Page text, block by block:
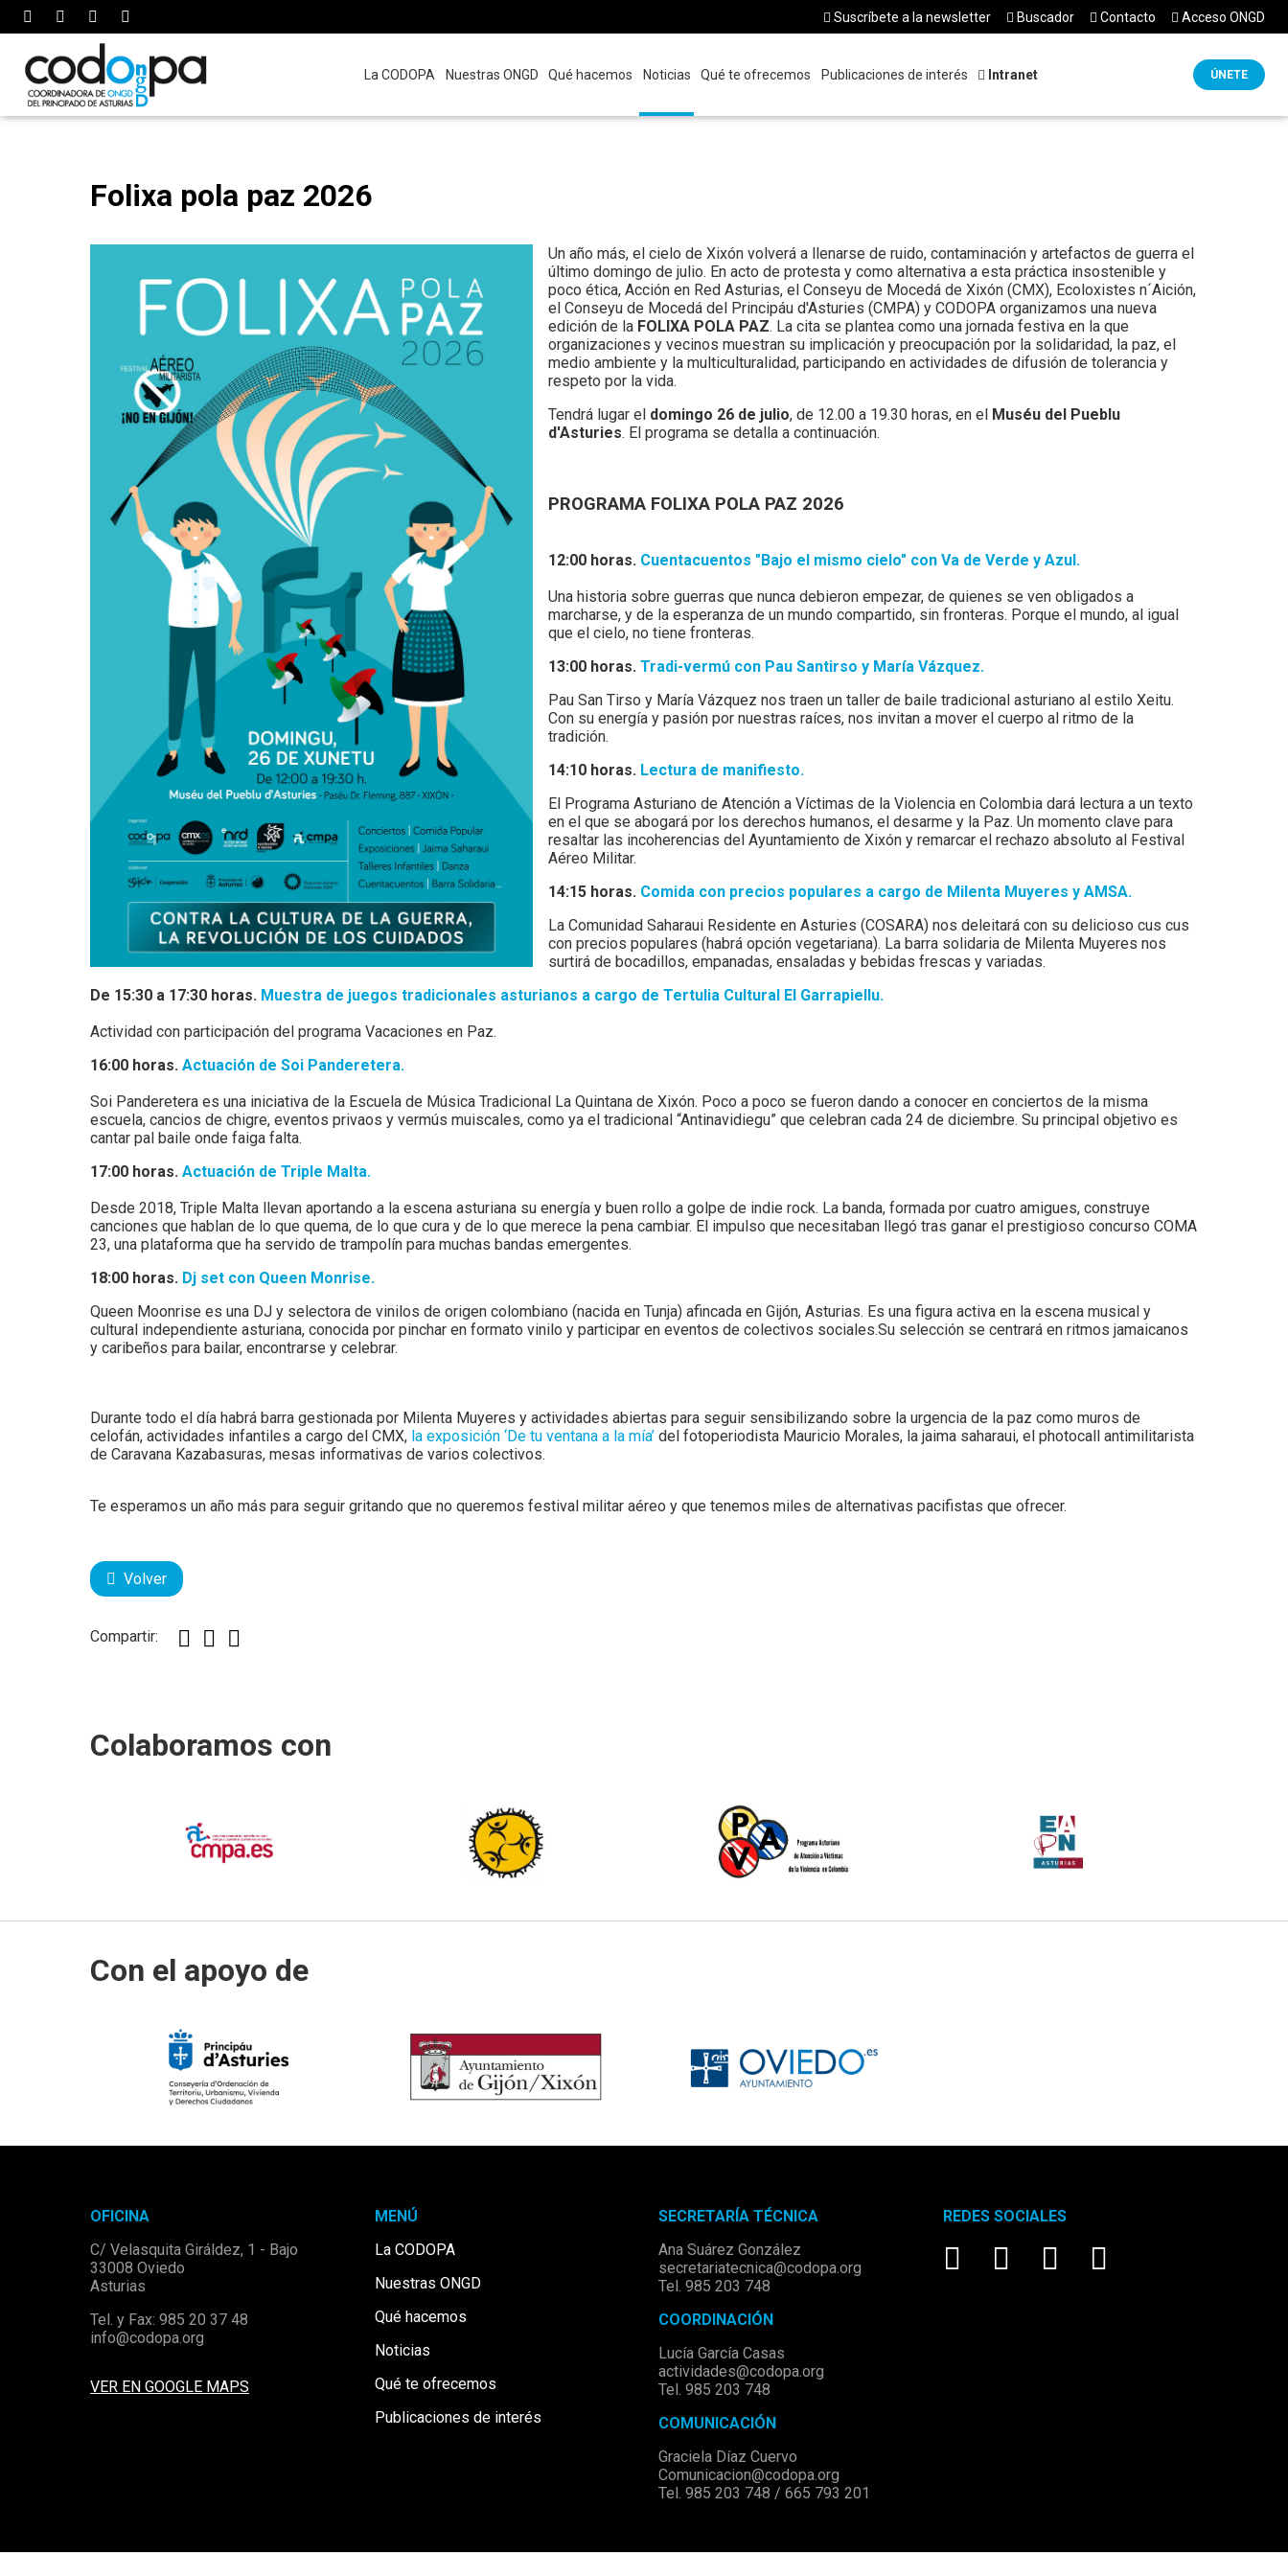
Suscríbete a la newsletter Buscador Contacto Acceso ONGD
La CODOPA Nuestras ONGD Qué hacemos Noticias Qué te ofrecemos Publicaciones de interés Intranet ÚNETE
Folixa pola paz 2026
Un año más, el cielo de Xixón volverá a llenarse de ruido, contaminación y artefactos de guerra el
último domingo de julio. En acto de protesta y como alternativa a esta práctica insostenible y
poco ética, Acción en Red Asturias, el Conseyu de Mocedá de Xixón (CMX), Ecoloxistes n´Aición,
el Conseyu de Mocedá del Principáu d'Asturies (CMPA) y CODOPA organizamos una nueva
edición de la FOLIXA POLA PAZ. La cita se plantea como una jornada festiva en la que
organizaciones y vecinos muestran su implicación y preocupación por la solidaridad, la paz, el
medio ambiente y la multiculturalidad, participando en actividades de difusión de tolerancia y
respeto por la vida.
Tendrá lugar el domingo 26 de julio, de 12.00 a 19.30 horas, en el Muséu del Pueblu
d'Asturies. El programa se detalla a continuación.
PROGRAMA FOLIXA POLA PAZ 2026
12:00 horas. Cuentacuentos "Bajo el mismo cielo" con Va de Verde y Azul.
Una historia sobre guerras que nunca debieron empezar, de quienes se ven obligados a
marcharse, y de la esperanza de un mundo compartido, sin fronteras. Porque el mundo, al igual
que el cielo, no tiene fronteras.
13:00 horas.Tradi-vermú con Pau Santirso y María Vázquez.
Pau San Tirso y María Vázquez nos traen un taller de baile tradicional asturiano al estilo Xeitu.
Con su energía y pasión por nuestras raíces, nos invitan a mover el cuerpo al ritmo de la
tradición.
14:10 horas. Lectura de manifiesto.
El Programa Asturiano de Atención a Víctimas de la Violencia en Colombia dará lectura a un texto
en el que se abogará por los derechos humanos, el desarme y la Paz. Un momento clave para
resaltar las incoherencias del Ayuntamiento de Xixón y remarcar el rechazo absoluto al Festival
Aéreo Militar.
14:15 horas. Comida con precios populares a cargo de Milenta Muyeres y AMSA.
La Comunidad Saharaui Residente en Asturies (COSARA) nos deleitará con su delicioso cus cus
con precios populares (habrá opción vegetariana). La barra solidaria de Milenta Muyeres nos
surtirá de bocadillos, empanadas, ensaladas y bebidas frescas y variadas.
De 15:30 a 17:30 horas. Muestra de juegos tradicionales asturianos a cargo de Tertulia Cultural El Garrapiellu.
Actividad con participación del programa Vacaciones en Paz.
16:00 horas.Actuación de Soi Panderetera.
Soi Panderetera es una iniciativa de la Escuela de Música Tradicional La Quintana de Xixón. Poco a poco se fueron dando a conocer en conciertos de la misma
escuela, cancios de chigre, eventos privaos y vermús muiscales, como ya el tradicional “Antinavidiegu” que celebran cada 24 de diciembre. Su principal objetivo es
cantar pal baile onde faiga falta.
17:00 horas.Actuación de Triple Malta.
Desde 2018, Triple Malta llevan aportando a la escena asturiana su energía y buen rollo a golpe de indie rock. La banda, formada por cuatro amigues, construye
canciones que hablan de lo que quema, de lo que cura y de lo que merece la pena cambiar. El impulso que necesitaban llegó tras ganar el prestigioso concurso COMA
23, una plataforma que ha servido de trampolín para muchas bandas emergentes.
18:00 horas. Dj set con Queen Monrise.
Queen Moonrise es una DJ y selectora de vinilos de origen colombiano (nacida en Tunja) afincada en Gijón, Asturias. Es una figura activa en la escena musical y
cultural independiente asturiana, conocida por pinchar en formato vinilo y participar en eventos de colectivos sociales.Su selección se centrará en ritmos jamaicanos
y caribeños para bailar, encontrarse y celebrar.
Durante todo el día habrá barra gestionada por Milenta Muyeres y actividades abiertas para seguir sensibilizando sobre la urgencia de la paz como muros de
celofán, actividades infantiles a cargo del CMX, la exposición ‘De tu ventana a la mía’ del fotoperiodista Mauricio Morales, la jaima saharaui, el photocall antimilitarista
de Caravana Kazabasuras, mesas informativas de varios colectivos.
Te esperamos un año más para seguir gritando que no queremos festival militar aéreo y que tenemos miles de alternativas pacifistas que ofrecer.
Volver
Compartir:
Colaboramos con
Con el apoyo de
OFICINA
C/ Velasquita Giráldez, 1 - Bajo
33008 Oviedo
Asturias
Tel. y Fax: 985 20 37 48
info@codopa.org
VER EN GOOGLE MAPS
MENÚ
La CODOPA
Nuestras ONGD
Qué hacemos
Noticias
Qué te ofrecemos
Publicaciones de interés
SECRETARÍA TÉCNICA
Ana Suárez González
secretariatecnica@codopa.org
Tel. 985 203 748
COORDINACIÓN
Lucía García Casas
actividades@codopa.org
Tel. 985 203 748
COMUNICACIÓN
Graciela Díaz Cuervo
Comunicacion@codopa.org
Tel. 985 203 748 / 665 793 201
REDES SOCIALES